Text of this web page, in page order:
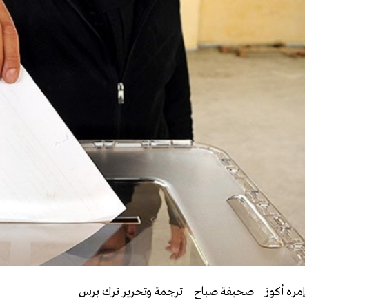
إمره أكوز – صحيفة صباح – ترجمة وتحرير ترك برس